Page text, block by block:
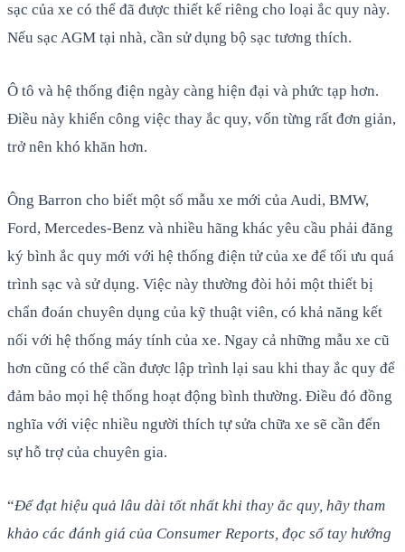
sạc của xe có thể đã được thiết kế riêng cho loại ắc quy này.
Nếu sạc AGM tại nhà, cần sử dụng bộ sạc tương thích.
Ô tô và hệ thống điện ngày càng hiện đại và phức tạp hơn.
Điều này khiến công việc thay ắc quy, vốn từng rất đơn giản,
trở nên khó khăn hơn.
Ông Barron cho biết một số mẫu xe mới của Audi, BMW,
Ford, Mercedes-Benz và nhiều hãng khác yêu cầu phải đăng
ký bình ắc quy mới với hệ thống điện tử của xe để tối ưu quá
trình sạc và sử dụng. Việc này thường đòi hỏi một thiết bị
chẩn đoán chuyên dụng của kỹ thuật viên, có khả năng kết
nối với hệ thống máy tính của xe. Ngay cả những mẫu xe cũ
hơn cũng có thể cần được lập trình lại sau khi thay ắc quy để
đảm bảo mọi hệ thống hoạt động bình thường. Điều đó đồng
nghĩa với việc nhiều người thích tự sửa chữa xe sẽ cần đến
sự hỗ trợ của chuyên gia.
“Để đạt hiệu quả lâu dài tốt nhất khi thay ắc quy, hãy tham
khảo các đánh giá của Consumer Reports, đọc sổ tay hướng